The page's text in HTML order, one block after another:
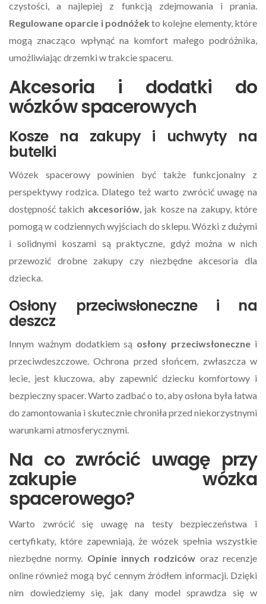
czystości, a najlepiej z funkcją zdejmowania i prania.
Regulowane oparcie i podnóżek to kolejne elementy, które
mogą znacząco wpłynąć na komfort małego podróżnika,
umożliwiając drzemki w trakcie spaceru.
Akcesoria i dodatki do
wózków spacerowych
Kosze na zakupy i uchwyty na
butelki
Wózek spacerowy powinien być także funkcjonalny z
perspektywy rodzica. Dlatego też warto zwrócić uwagę na
dostępność takich akcesoriów, jak kosze na zakupy, które
pomogą w codziennych wyjściach do sklepu. Wózki z dużymi
i solidnymi koszami są praktyczne, gdyż można w nich
przewozić drobne zakupy czy niezbędne akcesoria dla
dziecka.
Osłony przeciwsłoneczne i na
deszcz
Innym ważnym dodatkiem są osłony przeciwsłoneczne i
przeciwdeszczowe. Ochrona przed słońcem, zwłaszcza w
lecie, jest kluczowa, aby zapewnić dziecku komfortowy i
bezpieczny spacer. Warto zadbać o to, aby osłona była łatwa
do zamontowania i skutecznie chroniła przed niekorzystnymi
warunkami atmosferycznymi.
Na co zwrócić uwagę przy
zakupie wózka
spacerowego?
Warto zwrócić się uwagę na testy bezpieczeństwa i
certyfikaty, które zapewniają, że wózek spełnia wszystkie
niezbędne normy. Opinie innych rodziców oraz recenzje
online również mogą być cennym źródłem informacji. Dzięki
nim dowiedziemy się, jak dany model sprawdza się w